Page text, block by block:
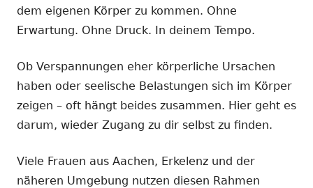
dem eigenen Körper zu kommen. Ohne
Erwartung. Ohne Druck. In deinem Tempo.
Ob Verspannungen eher körperliche Ursachen
haben oder seelische Belastungen sich im Körper
zeigen – oft hängt beides zusammen. Hier geht es
darum, wieder Zugang zu dir selbst zu finden.
Viele Frauen aus Aachen, Erkelenz und der
näheren Umgebung nutzen diesen Rahmen